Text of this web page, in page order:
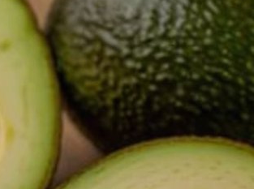
করতে পেঁপে খেতে পারেন।